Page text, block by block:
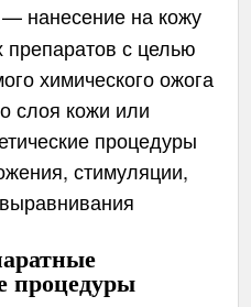
— нанесение на кожу
препаратов с целью
химического ожога
слоя кожи или
процедуры
стимуляции,
процедуры